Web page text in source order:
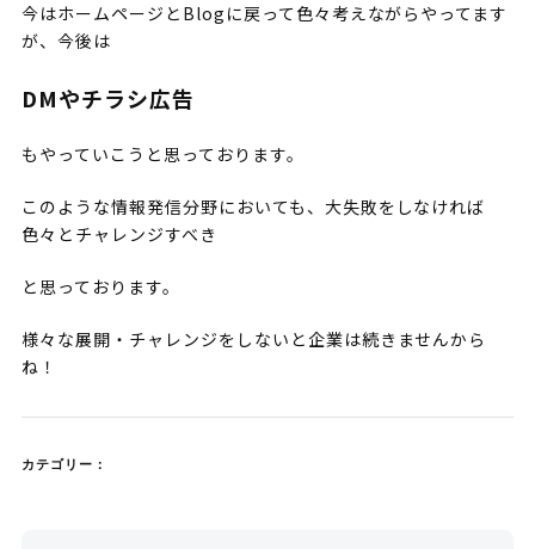
今はホームページとBlogに戻って色々考えながらやってます
が、今後は
DMやチラシ広告
もやっていこうと思っております。
このような情報発信分野においても、大失敗をしなければ
色々とチャレンジすべき
と思っております。
様々な展開・チャレンジをしないと企業は続きませんから
ね！
カテゴリー：